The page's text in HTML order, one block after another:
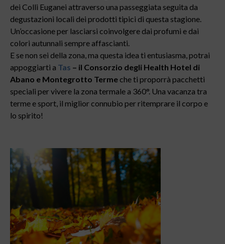
dei Colli Euganei attraverso una passeggiata seguita da
degustazioni locali dei prodotti tipici di questa stagione.
Un’occasione per lasciarsi coinvolgere dai profumi e dai
colori autunnali sempre affascianti.
E se non sei della zona, ma questa idea ti entusiasma, potrai
appoggiarti a Tas – il Consorzio degli Health Hotel di
Abano e Montegrotto Terme che ti proporrà pacchetti
speciali per vivere la zona termale a 360°. Una vacanza tra
terme e sport, il miglior connubio per ritemprare il corpo e
lo spirito!